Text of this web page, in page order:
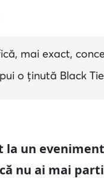
mai exact,
o ținută Black
un
nu ai mai